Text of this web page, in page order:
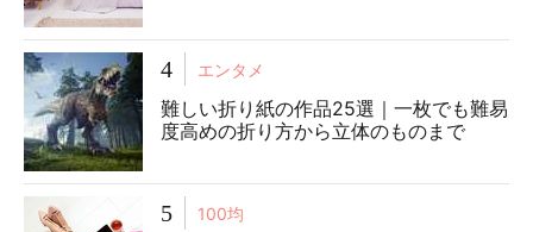
4 エンタメ
難しい折り紙の作品25選｜一枚でも難易
度高めの折り方から立体のものまで
5 100均